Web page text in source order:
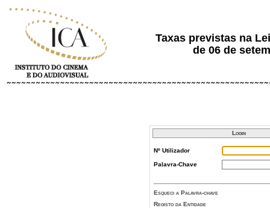
Taxas previstas na
de 06 de
Login
Nº Utilizador
Palavra-Chave
Esqueci a Palavra-chave
Registo da Entidade